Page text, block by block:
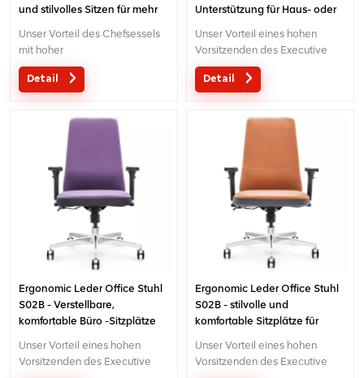
und stilvolles Sitzen für mehr
Unser Vorteil des Chefsessels
mit hoher
Rückenlehne:Originaldesign
mit Patent in
Drahtsteuerungsmechanismus;5
Jahre Garantie
Detail
Unterstützung für Haus- oder
Unser Vorteil eines hohen
Vorsitzenden des Executive
Office
vorliegen:Ursprüngliches
Ergonomischer
Jahre Garantie
Detail
Ergonomic Leder Office Stuhl
S02B - Verstellbare,
komfortable Büro -Sitzplätze
Unser Vorteil eines hohen
Vorsitzenden des Executive
Ergonomic Leder Office Stuhl
S02B - stilvolle und
komfortable Sitzplätze für
Unser Vorteil eines hohen
Vorsitzenden des Executive